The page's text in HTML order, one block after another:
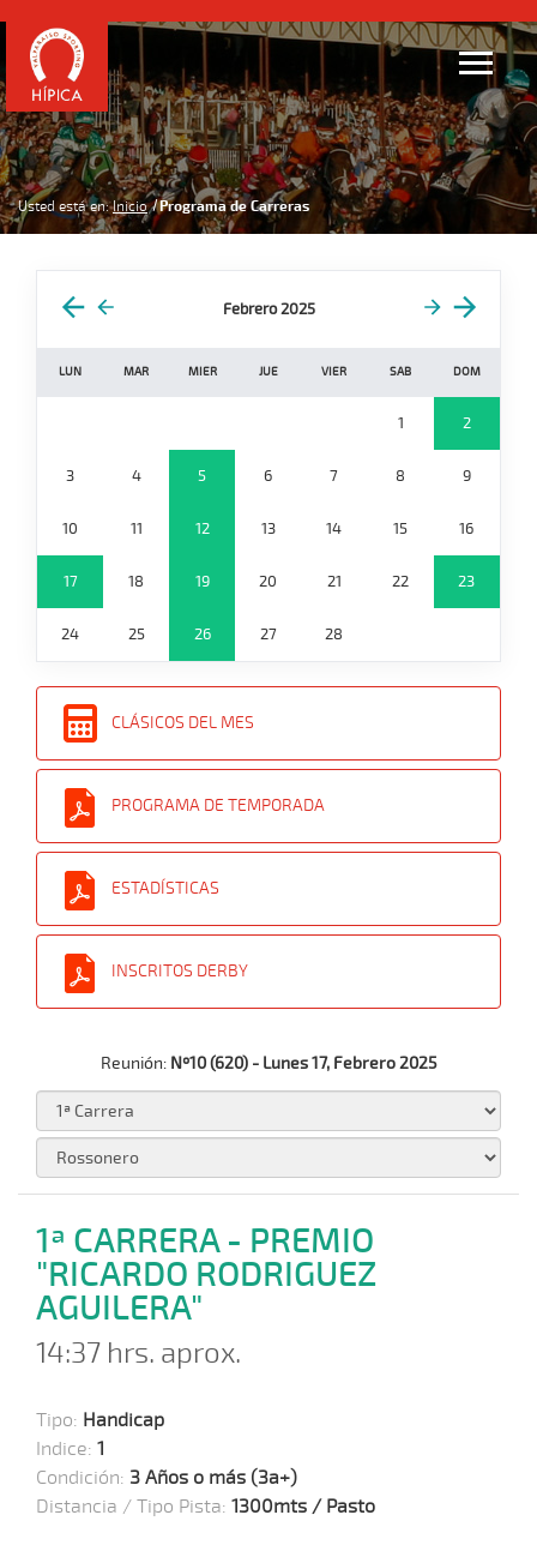
Usted está en: Inicio Programa de Carreras
Febrero 2025
LUN MAR MIER JUE VIER SAB DOM
1 2
3 4 5 6 7 8 9
10 11 12 13 14 15 16
17 18 19 20 21 22 23
24 25 26 27 28
CLÁSICOS DEL MES
PROGRAMA DE TEMPORADA
ESTADÍSTICAS
INSCRITOS DERBY
Reunión: Nº10 (620) - Lunes 17, Febrero 2025
1ª CARRERA - PREMIO
"RICARDO RODRIGUEZ
AGUILERA"
14:37 hrs. aprox.
Tipo: Handicap
Indice: 1
Condición: 3 Años o más (3a+)
Distancia / Tipo Pista: 1300mts / Pasto